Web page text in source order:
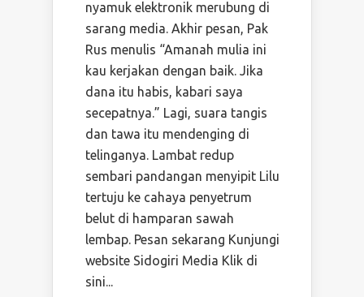
nyamuk elektronik merubung di
sarang media. Akhir pesan, Pak
Rus menulis “Amanah mulia ini
kau kerjakan dengan baik. Jika
dana itu habis, kabari saya
secepatnya.” Lagi, suara tangis
dan tawa itu mendenging di
telinganya. Lambat redup
sembari pandangan menyipit Lilu
tertuju ke cahaya penyetrum
belut di hamparan sawah
lembap. Pesan sekarang Kunjungi
website Sidogiri Media Klik di
sini...